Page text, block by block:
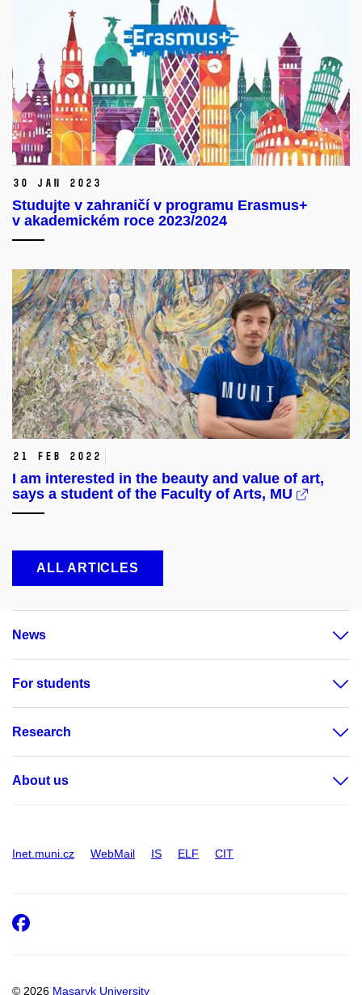
30 Jan 2023
Studujte v zahraničí v programu Erasmus+
v akademickém roce 2023/2024
21 Feb 2022
I am interested in the beauty and value of art,
says a student of the Faculty of Arts, MU
ALL ARTICLES
News
For students
Research
About us
Inet.muni.cz WebMail IS ELF CIT
© 2026 Masaryk University
Facebook